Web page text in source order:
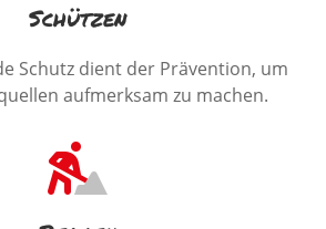
Schützen
Schutz dient der Prävention, um
aufmerksam zu machen.